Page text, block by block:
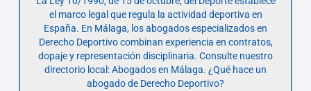
el marco legal que regula la actividad deportiva en
España. En Málaga, los abogados especializados en
Derecho Deportivo combinan experiencia en contratos,
dopaje y representación disciplinaria. Consulte nuestro
directorio local: Abogados en Málaga. ¿Qué hace un
abogado de Derecho Deportivo?